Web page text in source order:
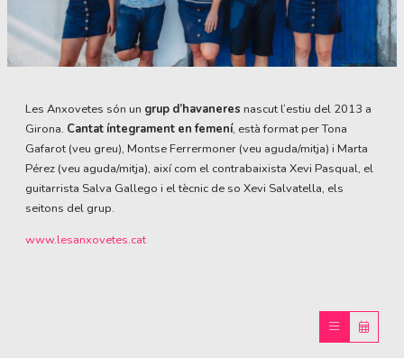
Les Anxovetes són un grup d’havaneres nascut l’estiu del 2013 a
Girona. Cantat íntegrament en femení, està format per Tona
Gafarot (veu greu), Montse Ferrermoner (veu aguda/mitja) i Marta
Pérez (veu aguda/mitja), així com el contrabaixista Xevi Pasqual, el
guitarrista Salva Gallego i el tècnic de so Xevi Salvatella, els
seitons del grup.
www.lesanxovetes.cat